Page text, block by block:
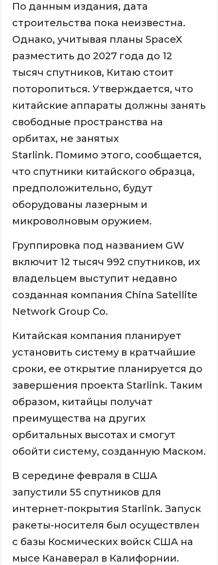
По данным издания, дата
строительства пока неизвестна.
Однако, учитывая планы SpaceX
разместить до 2027 года до 12
тысяч спутников, Китаю стоит
поторопиться. Утверждается, что
китайские аппараты должны занять
свободные пространства на
орбитах, не занятых
Starlink. Помимо этого, сообщается,
что спутники китайского образца,
предположительно, будут
оборудованы лазерным и
микроволновым оружием.
Группировка под названием GW
включит 12 тысяч 992 спутников, их
владельцем выступит недавно
созданная компания China Satellite
Network Group Co.
Китайская компания планирует
установить систему в кратчайшие
сроки, ее открытие планируется до
завершения проекта Starlink. Таким
образом, китайцы получат
преимущества на других
орбитальных высотах и смогут
обойти систему, созданную Маском.
В середине февраля в США
запустили 55 спутников для
интернет-покрытия Starlink. Запуск
ракеты-носителя был осуществлен
с базы Космических войск США на
мысе Канаверал в Калифорнии.